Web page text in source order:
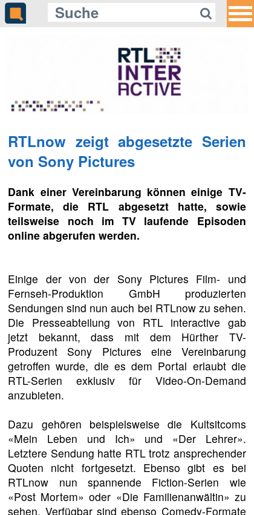
RTLnow zeigt abgesetzte Serien
von Sony Pictures
Dank einer Vereinbarung können einige TV-
Formate, die RTL abgesetzt hatte, sowie
teilsweise noch im TV laufende Episoden
online abgerufen werden.
Einige der von der Sony Pictures Film- und
Fernseh-Produktion GmbH produzierten
Sendungen sind nun auch bei RTLnow zu sehen.
Die Presseabteilung von RTL interactive gab
jetzt bekannt, dass mit dem Hürther TV-
Produzent Sony Pictures eine Vereinbarung
getroffen wurde, die es dem Portal erlaubt die
RTL-Serien exklusiv für Video-On-Demand
anzubieten.
Dazu gehören beispielsweise die Kultsitcoms
«Mein Leben und Ich» und «Der Lehrer».
Letztere Sendung hatte RTL trotz ansprechender
Quoten nicht fortgesetzt. Ebenso gibt es bei
RTLnow nun spannende Fiction-Serien wie
«Post Mortem» oder «Die Familienanwältin» zu
sehen. Verfügbar sind ebenso Comedy-Formate